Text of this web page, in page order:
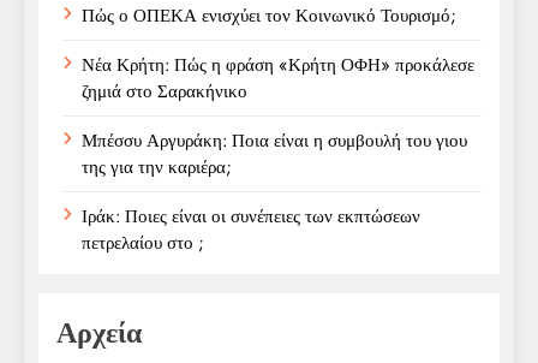
Πώς ο ΟΠΕΚΑ ενισχύει τον Κοινωνικό Τουρισμό;
Νέα Κρήτη: Πώς η φράση «Κρήτη ΟΦΗ» προκάλεσε
ζημιά στο Σαρακήνικο
Μπέσσυ Αργυράκη: Ποια είναι η συμβουλή του γιου
της για την καριέρα;
Ιράκ: Ποιες είναι οι συνέπειες των εκπτώσεων
πετρελαίου στο ;
Αρχεία